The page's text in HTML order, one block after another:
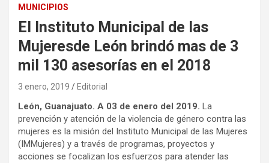
MUNICIPIOS
El Instituto Municipal de las
Mujeresde León brindó mas de 3
mil 130 asesorías en el 2018
3 enero, 2019 Editorial
León, Guanajuato. A 03 de enero del 2019. La
prevención y atención de la violencia de género contra las
mujeres es la misión del Instituto Municipal de las Mujeres
(IMMujeres) y a través de programas, proyectos y
acciones se focalizan los esfuerzos para atender las